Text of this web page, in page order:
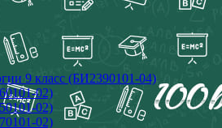
9 класс (БИ2390101-04)
02)
02)
02)